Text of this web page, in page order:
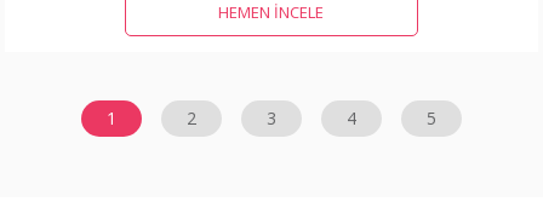
HEMEN İNCELE
1 2 3 4 5